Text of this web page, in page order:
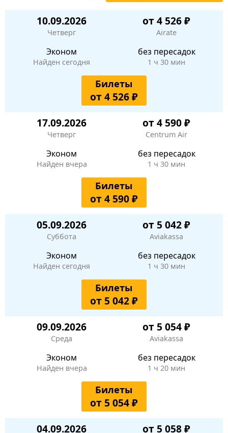
10.09.2026
Четверг
от 4 526 ₽
Airate
Эконом
Найден сегодня
без пересадок
1 ч 30 мин
Билеты
от 4 526 ₽
17.09.2026
Четверг
от 4 590 ₽
Centrum Air
Эконом
Найден вчера
без пересадок
1 ч 30 мин
Билеты
от 4 590 ₽
05.09.2026
Суббота
от 5 042 ₽
Aviakassa
Эконом
Найден сегодня
без пересадок
1 ч 30 мин
Билеты
от 5 042 ₽
09.09.2026
Среда
от 5 054 ₽
Aviakassa
Эконом
Найден вчера
без пересадок
1 ч 20 мин
Билеты
от 5 054 ₽
04.09.2026
от 5 058 ₽